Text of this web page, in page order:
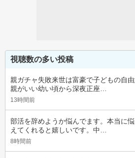
視聴数の多い投稿
親ガチャ失敗来世は富豪で子どもの自
親がいい幼い頃から深夜正座…
13時間前
部活を辞めようか悩んでます。本当に
えてくれると嬉しいです。中…
8時間前